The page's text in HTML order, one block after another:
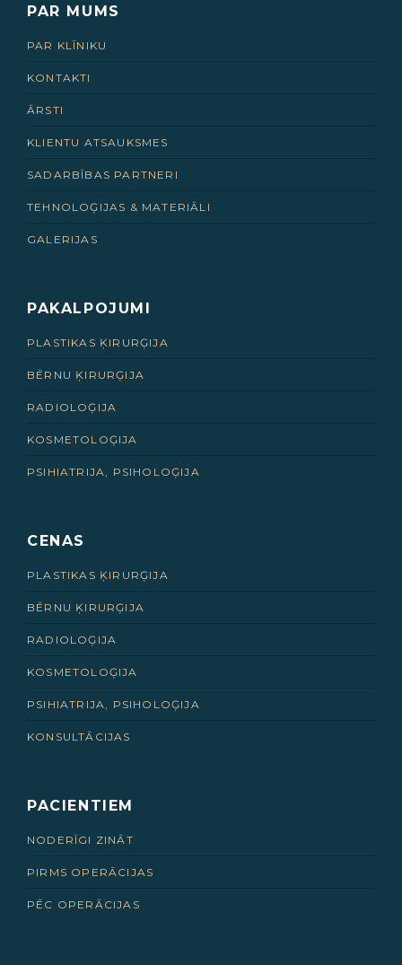
PAR MUMS
PAR KLĪNIKU
KONTAKTI
ĀRSTI
KLIENTU ATSAUKSMES
SADARBĪBAS PARTNERI
TEHNOLOĢIJAS & MATERIĀLI
GALERIJAS
PAKALPOJUMI
PLASTIKAS ĶIRURĢIJA
BĒRNU ĶIRURĢIJA
RADIOLOĢIJA
KOSMETOLOĢIJA
PSIHIATRIJA, PSIHOLOĢIJA
CENAS
PLASTIKAS ĶIRURĢIJA
BĒRNU ĶIRURĢIJA
RADIOLOĢIJA
KOSMETOLOĢIJA
PSIHIATRIJA, PSIHOLOĢIJA
KONSULTĀCIJAS
PACIENTIEM
NODERĪGI ZINĀT
PIRMS OPERĀCIJAS
PĒC OPERĀCIJAS